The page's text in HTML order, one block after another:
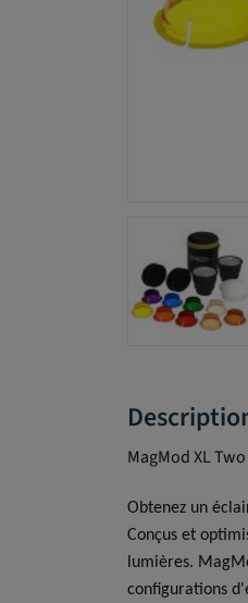
MagMod XL
Obtenez un
Conçus et
lumières.
configurations